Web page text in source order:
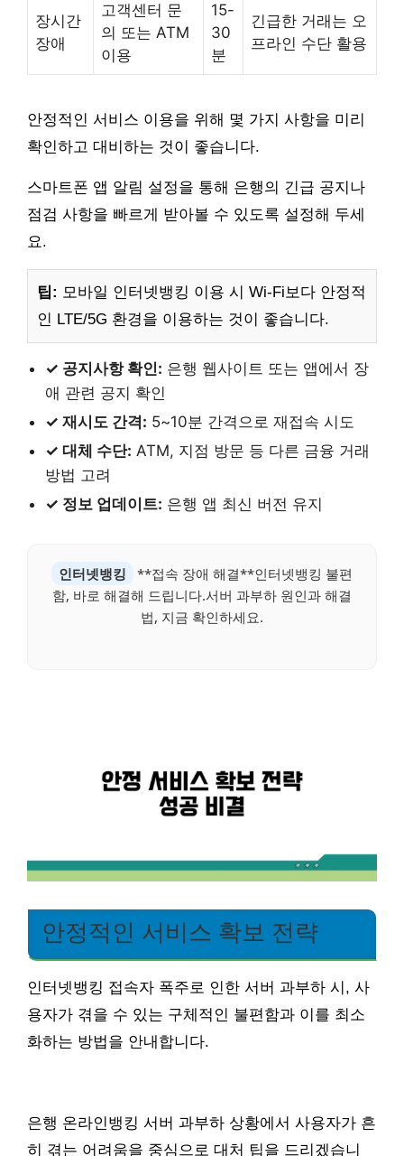
장시간
장애
고객센터 문
의 또는 ATM
이용
15-
30
분
긴급한 거래는 오
프라인 수단 활용
안정적인 서비스 이용을 위해 몇 가지 사항을 미리
확인하고 대비하는 것이 좋습니다.
스마트폰 앱 알림 설정을 통해 은행의 긴급 공지나
점검 사항을 빠르게 받아볼 수 있도록 설정해 두세
요.
팁: 모바일 인터넷뱅킹 이용 시 Wi-Fi보다 안정적
인 LTE/5G 환경을 이용하는 것이 좋습니다.
✓ 공지사항 확인: 은행 웹사이트 또는 앱에서 장
애 관련 공지 확인
✓ 재시도 간격: 5~10분 간격으로 재접속 시도
✓ 대체 수단: ATM, 지점 방문 등 다른 금융 거래
방법 고려
✓ 정보 업데이트: 은행 앱 최신 버전 유지
인터넷뱅킹
**접속 장애 해결**인터넷뱅킹 불편
함, 바로 해결해 드립니다.서버 과부하 원인과 해결
법, 지금 확인하세요.
안정적인 서비스 확보 전략
인터넷뱅킹 접속자 폭주로 인한 서버 과부하 시, 사
용자가 겪을 수 있는 구체적인 불편함과 이를 최소
화하는 방법을 안내합니다.
은행 온라인뱅킹 서버 과부하 상황에서 사용자가 흔
히 겪는 어려움을 중심으로 대처 팁을 드리겠습니